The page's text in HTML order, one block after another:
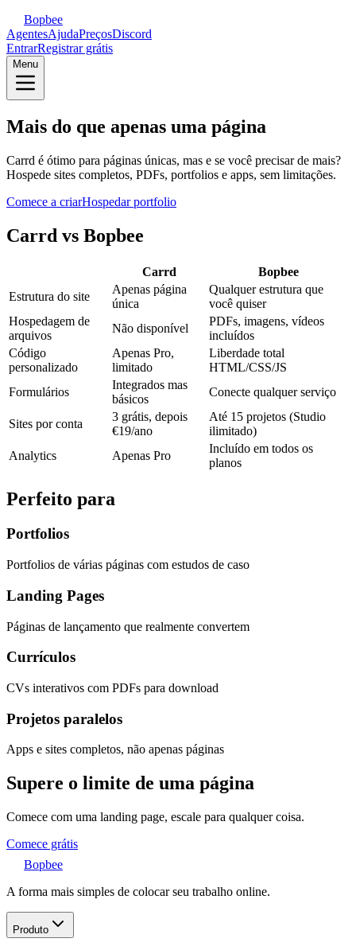
Bopbee
AgentesAjudaPreçosDiscord
EntrarRegistrar grátis
Menu
Mais do que apenas uma página
Carrd é ótimo para páginas únicas, mas e se você precisar de mais?
Hospede sites completos, PDFs, portfolios e apps, sem limitações.
Comece a criarHospedar portfolio
Carrd vs Bopbee
Carrd
Bopbee
Estrutura do site
Apenas página
única
Qualquer estrutura que
você quiser
Hospedagem de
arquivos
Não disponível
PDFs, imagens, vídeos
incluídos
Código
personalizado
Apenas Pro,
limitado
Liberdade total
HTML/CSS/JS
Formulários
Integrados mas
básicos
Conecte qualquer serviço
Sites por conta
3 grátis, depois
€19/ano
Até 15 projetos (Studio
ilimitado)
Analytics
Apenas Pro
Incluído em todos os
planos
Perfeito para
Portfolios
Portfolios de várias páginas com estudos de caso
Landing Pages
Páginas de lançamento que realmente convertem
Currículos
CVs interativos com PDFs para download
Projetos paralelos
Apps e sites completos, não apenas páginas
Supere o limite de uma página
Comece com uma landing page, escale para qualquer coisa.
Comece grátis
Bopbee
A forma mais simples de colocar seu trabalho online.
Produto